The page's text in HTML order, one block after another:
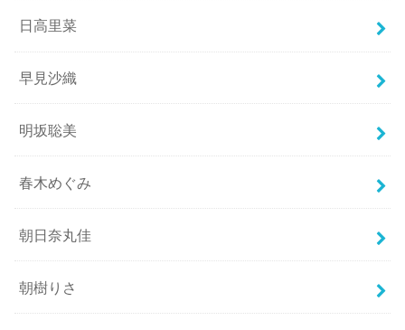
日高里菜
早見沙織
明坂聡美
春木めぐみ
朝日奈丸佳
朝樹りさ